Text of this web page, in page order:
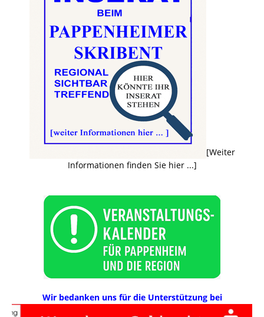
[Weiter
Informationen finden Sie hier ...]
Wir bedanken uns für die Unterstützung bei